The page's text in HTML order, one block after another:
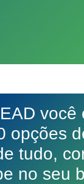
você
opções
tudo,
no seu